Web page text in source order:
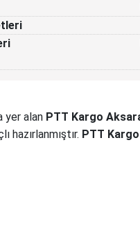
yer alan PTT Kargo
hazırlanmıştır. PTT